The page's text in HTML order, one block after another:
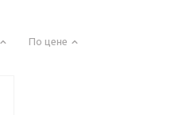
По цене